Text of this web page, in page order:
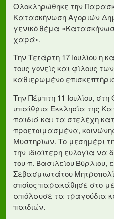
Ολοκληρώθηκε την
Κατασκήνωση Αγοριών
γενικό θέμα
χαρά».
Την Τετάρτη 17 Ιουλίου η
τους γονείς και φίλους
καθιερωμένο
Την Πέμπτη 11 Ιουλίου,
υπαίθρια Εκκλησία της
παιδιά και τα στελέχη
προετοιμασμένα,
Μυστηρίων. Το μεσημέρι
την ιδιαίτερη ευλογία να
του π. Βασιλείου Βύρλιου,
Σεβασμιωτάτου
οποίος παρακάθησε στο
απόλαυσε τα τραγούδια
παιδιών.